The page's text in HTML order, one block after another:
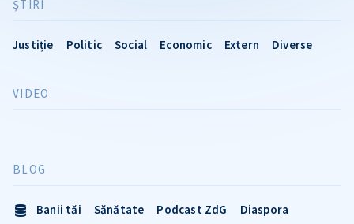
ŞTIRI
Justiție Politic Social Economic Extern Diverse
VIDEO
BLOG
Banii tăi Sănătate Podcast ZdG
Diaspora